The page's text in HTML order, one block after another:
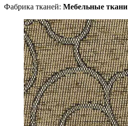
Фабрика тканей: Мебельные ткани